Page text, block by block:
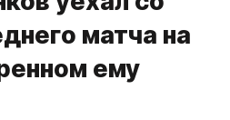
матча на
ему